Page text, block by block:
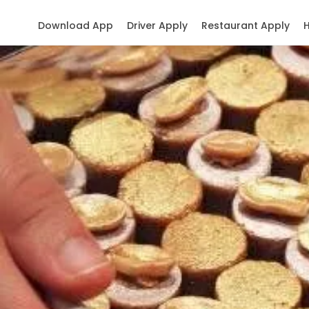
Restaurant Apply
Driver Apply
Download App